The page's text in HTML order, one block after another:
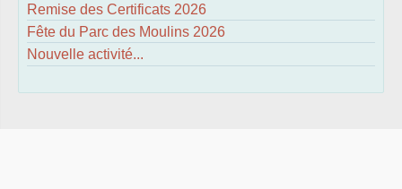
Remise des Certificats 2026
Fête du Parc des Moulins 2026
Nouvelle activité...